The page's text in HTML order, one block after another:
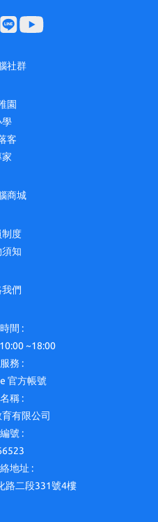
社群
園
學
客
商城
制度
知
們
間 :
~18:00
務 :
官方帳號
稱 :
有限公司
號 :
地址 :
路二段331號4樓